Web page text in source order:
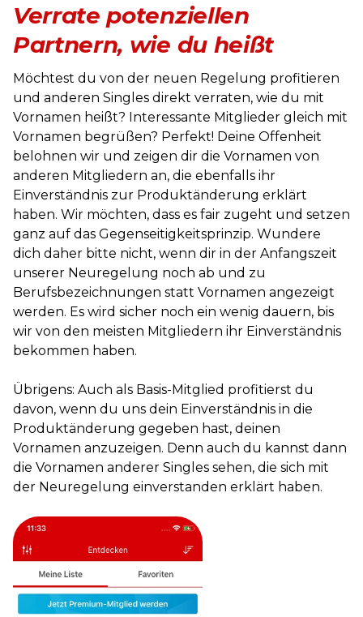
Verrate potenziellen
Partnern, wie du heißt
Möchtest du von der neuen Regelung profitieren
und anderen Singles direkt verraten, wie du mit
Vornamen heißt? Interessante Mitglieder gleich mit
Vornamen begrüßen? Perfekt! Deine Offenheit
belohnen wir und zeigen dir die Vornamen von
anderen Mitgliedern an, die ebenfalls ihr
Einverständnis zur Produktänderung erklärt
haben. Wir möchten, dass es fair zugeht und setzen
ganz auf das Gegenseitigkeitsprinzip. Wundere
dich daher bitte nicht, wenn dir in der Anfangszeit
unserer Neuregelung noch ab und zu
Berufsbezeichnungen statt Vornamen angezeigt
werden. Es wird sicher noch ein wenig dauern, bis
wir von den meisten Mitgliedern ihr Einverständnis
bekommen haben.
Übrigens: Auch als Basis-Mitglied profitierst du
davon, wenn du uns dein Einverständnis in die
Produktänderung gegeben hast, deinen
Vornamen anzuzeigen. Denn auch du kannst dann
die Vornamen anderer Singles sehen, die sich mit
der Neuregelung einverstanden erklärt haben.